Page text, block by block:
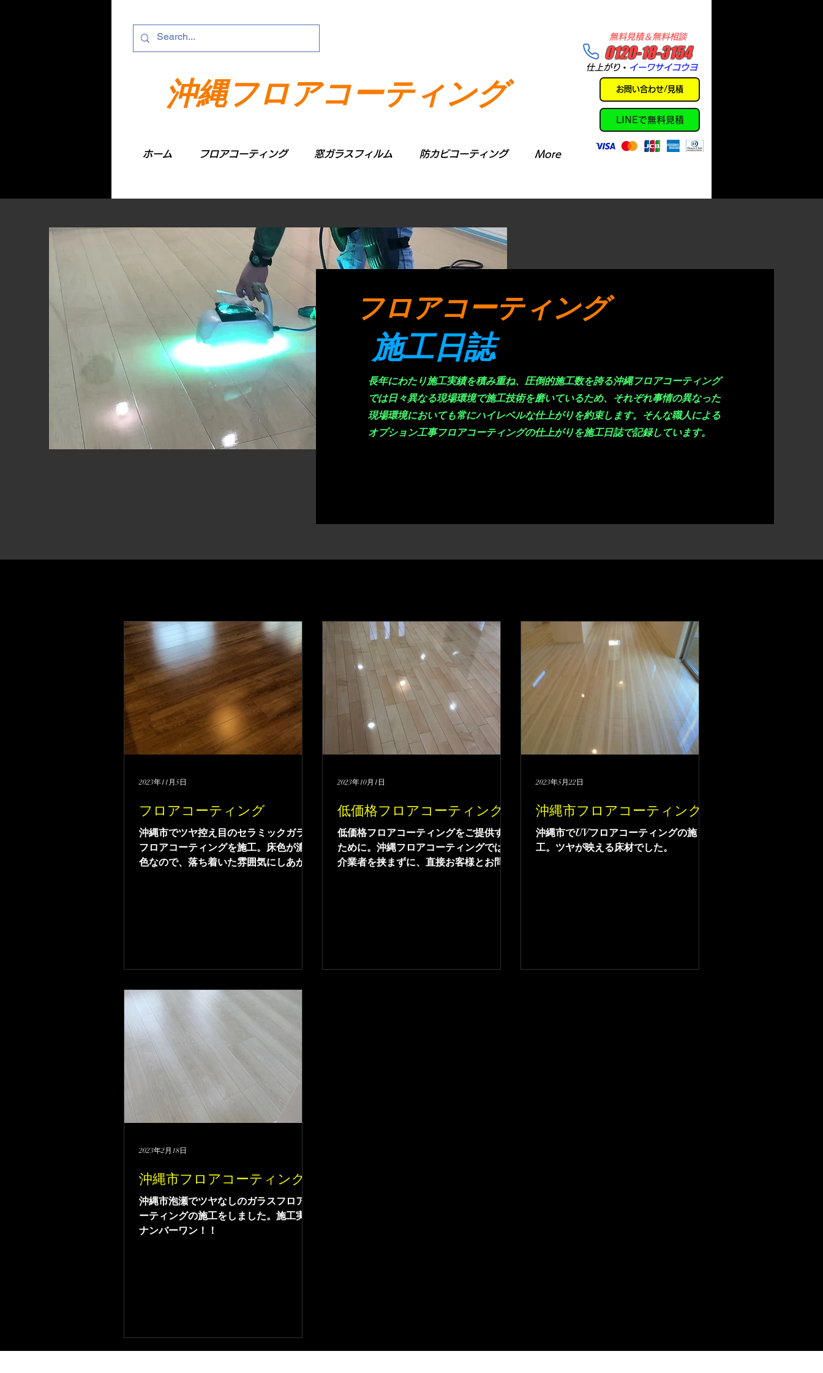
沖縄フロアコーティング
ホーム フロアコーティング 窓ガラスフィルム 防カビコーティング More
​0120-18-3154
​無料見積＆無料相談
​仕上がり ・ イーワサイコウヨ
お問い合わせ/見積
LINEで無料見積
​フロアコーティング
施工日誌
長年にわたり施工実績を積み重ね、圧倒的施工数を誇る沖縄フロアコーティング
では日々異なる現場環境で施工技術を磨いているため、それぞれ事情の異なった
現場環境においても常にハイレベルな仕上がりを約束します。そんな職人による
オプション工事フロアコーティングの仕上がりを施工日誌で記録しています。
フロアコーティング
沖縄市でツヤ控え目のセラミックガラス
フロアコーティングを施工。床色が濃い
色なので、落ち着いた雰囲気にしあがっ
2023年11月5日
低価格フロアコーティング
低価格フロアコーティングをご提供する
ために。沖縄フロアコーティングでは仲
介業者を挟まずに、直接お客様とお問い
2023年10月1日
沖縄市フロアコーティング
沖縄市でUVフロアコーティングの施
工。ツヤが映える床材でした。
2023年5月22日
沖縄市フロアコーティング
沖縄市泡瀬でツヤなしのガラスフロアコ
ーティングの施工をしました。施工実績
ナンバーワン！！
2023年2月18日